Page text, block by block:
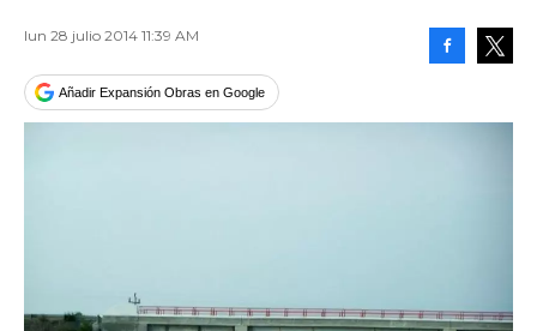
lun 28 julio 2014 11:39 AM
Añadir Expansión Obras en Google